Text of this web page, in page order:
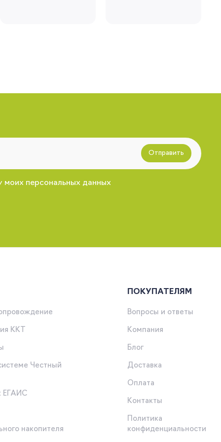
Отправить
моих персональных данных
ККТ
Честный
ЕГАИС
накопителя
ПОКУПАТЕЛЯМ
Вопросы и ответы
Компания
Блог
Доставка
Оплата
Контакты
Политика
конфиденциальности